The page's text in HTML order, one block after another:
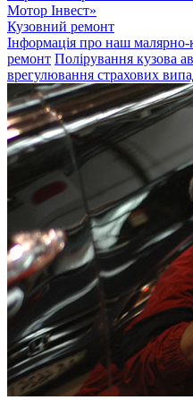
Мотор Інвест»
Кузовний ремонт
Інформація про наш
ремонт Полірування кузова
врегулювання страхових